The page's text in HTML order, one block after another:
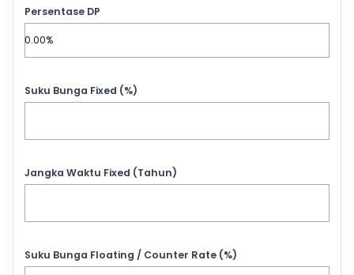
Persentase DP
Suku Bunga Fixed (%)
Jangka Waktu Fixed (Tahun)
Suku Bunga Floating / Counter Rate (%)